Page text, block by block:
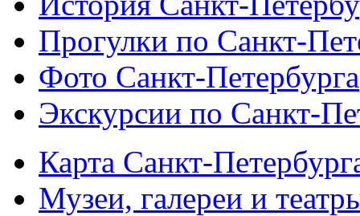
Прогулки по Санкт-
Фото Санкт-Петербурга
Экскурсии по Санкт-
Карта Санкт-
Музеи, галереи и